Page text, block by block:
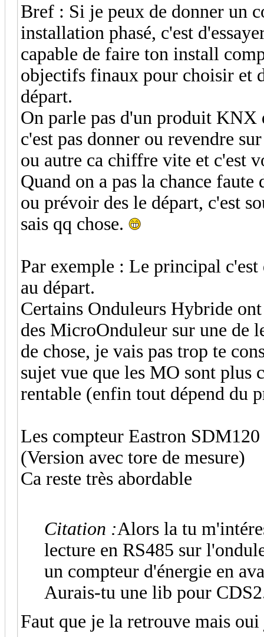
Bref : Si je peux de donner un
installation phasé, c'est
capable de faire ton install
objectifs finaux pour choisir et
départ.
On parle pas d'un produit KNX
c'est pas donner ou revendre
ou autre ca chiffre vite et c'est
Quand on a pas la chance
ou prévoir des le départ, c'est
sais qq chose.
Par exemple : Le principal
au départ.
Certains Onduleurs Hybride
des MicroOnduleur sur une de
de chose, je vais pas trop te
sujet vue que les MO sont plus
rentable (enfin tout dépend du
Les compteur Eastron
(Version avec tore de mesure)
Ca reste très abordable
Citation :Alors la tu
lecture en RS485 sur
un compteur d'énergie en
Aurais-tu une lib pour
Faut que je la retrouve mais